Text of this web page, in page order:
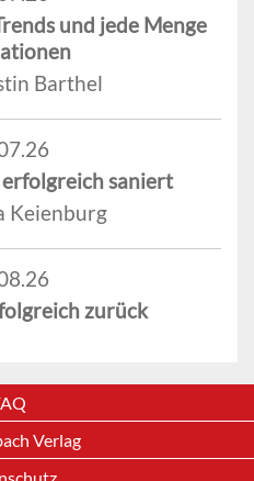
und jede Menge
Barthel
saniert
Keienburg
zurück
Verlag